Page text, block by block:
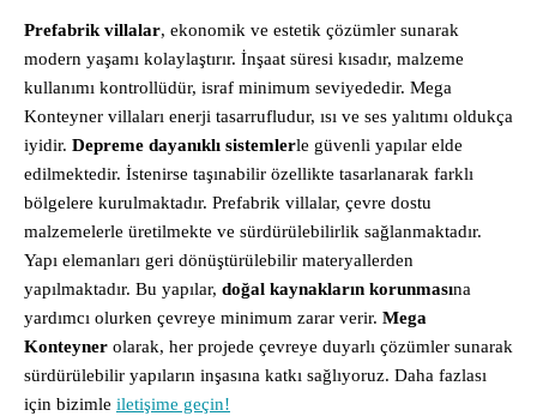
Prefabrik villalar, ekonomik ve estetik çözümler sunarak
modern yaşamı kolaylaştırır. İnşaat süresi kısadır, malzeme
kullanımı kontrollüdür, israf minimum seviyededir. Mega
Konteyner villaları enerji tasarrufludur, ısı ve ses yalıtımı oldukça
iyidir. Depreme dayanıklı sistemlerle güvenli yapılar elde
edilmektedir. İstenirse taşınabilir özellikte tasarlanarak farklı
bölgelere kurulmaktadır. Prefabrik villalar, çevre dostu
malzemelerle üretilmekte ve sürdürülebilirlik sağlanmaktadır.
Yapı elemanları geri dönüştürülebilir materyallerden
yapılmaktadır. Bu yapılar, doğal kaynakların korunmasına
yardımcı olurken çevreye minimum zarar verir. Mega
Konteyner olarak, her projede çevreye duyarlı çözümler sunarak
sürdürülebilir yapıların inşasına katkı sağlıyoruz. Daha fazlası
için bizimle iletişime geçin!